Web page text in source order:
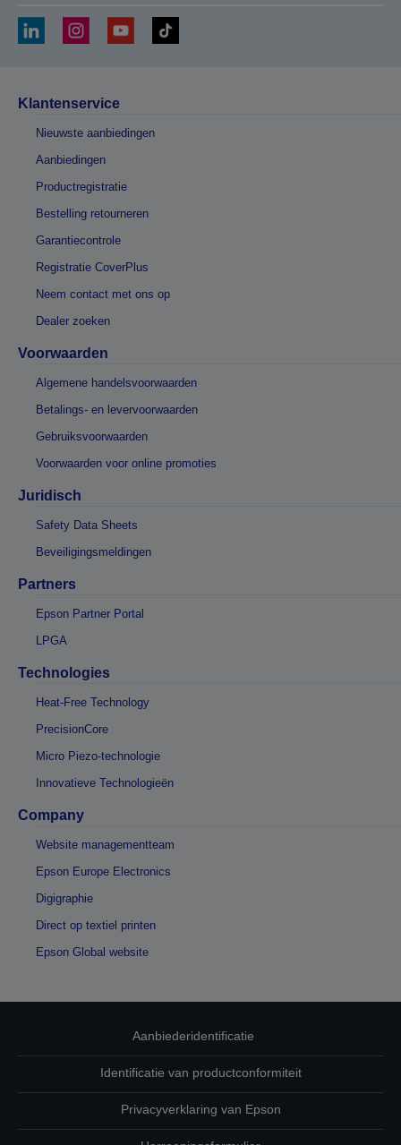
Klantenservice
Nieuwste aanbiedingen
Aanbiedingen
Productregistratie
Bestelling retourneren
Garantiecontrole
Registratie CoverPlus
Neem contact met ons op
Dealer zoeken
Voorwaarden
Algemene handelsvoorwaarden
Betalings- en levervoorwaarden
Gebruiksvoorwaarden
Voorwaarden voor online promoties
Juridisch
Safety Data Sheets
Beveiligingsmeldingen
Partners
Epson Partner Portal
LPGA
Technologies
Heat-Free Technology
PrecisionCore
Micro Piezo-technologie
Innovatieve Technologieën
Company
Website managementteam
Epson Europe Electronics
Digigraphie
Direct op textiel printen
Epson Global website
Aanbiederidentificatie
Identificatie van productconformiteit
Privacyverklaring van Epson